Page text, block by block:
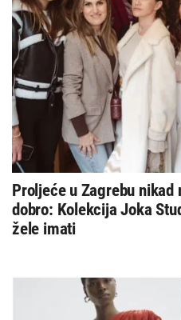
Proljeće u Zagrebu nikad
dobro: Kolekcija Joka
žele imati